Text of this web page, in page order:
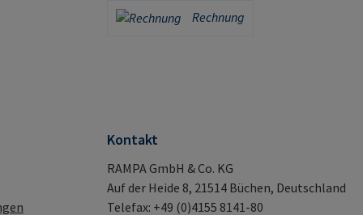
Rechnung
Rechnung
Kontakt
RAMPA GmbH & Co. KG
Auf der Heide 8, 21514 Büchen, Deutschland
Telefax: +49 (0)4155 8141-80